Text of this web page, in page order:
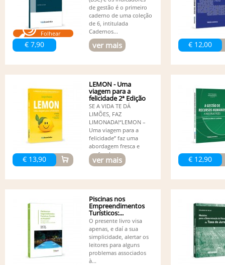
Folhear
€ 7,90
de gestão é o primeiro
caderno de uma coleção
de 6, intitulada
Cadernos...
ver mais € 12,00
€ 13,90
LEMON - Uma
viagem para a
felicidade 2ª Edição
SE A VIDA TE DÁ
LIMÕES, FAZ
LIMONADA!“LEMON –
Uma viagem para a
felicidade” faz uma
abordagem fresca e
profunda...
ver mais € 12,90
Piscinas nos
Empreendimentos
Turísticos:...
O presente livro visa
apenas, e daí a sua
simplicidade, alertar os
leitores para alguns
problemas associados
à...